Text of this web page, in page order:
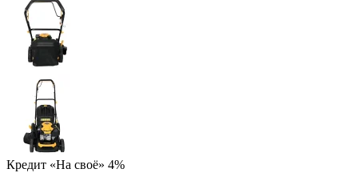
Кредит «На своё» 4%